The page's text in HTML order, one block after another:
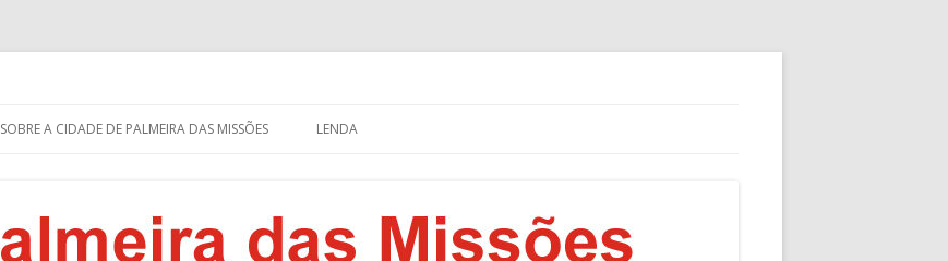
para
SOBRE A CIDADE DE PALMEIRA DAS MISSÕES LENDA